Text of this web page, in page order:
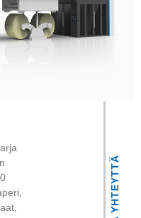
OTA YHTEYTTÄ